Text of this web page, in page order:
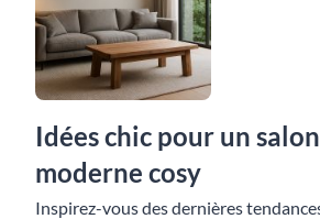
Idées chic pour un salon
moderne cosy
Inspirez-vous des dernières